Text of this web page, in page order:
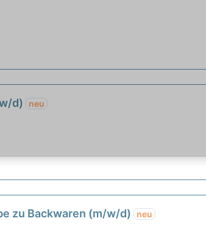
d) neu
zu Backwaren (m/w/d) neu